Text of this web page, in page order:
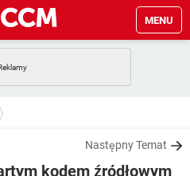
MENU
FACEBOOK
TIKTOK
Następny Temat
kodem źródłowym